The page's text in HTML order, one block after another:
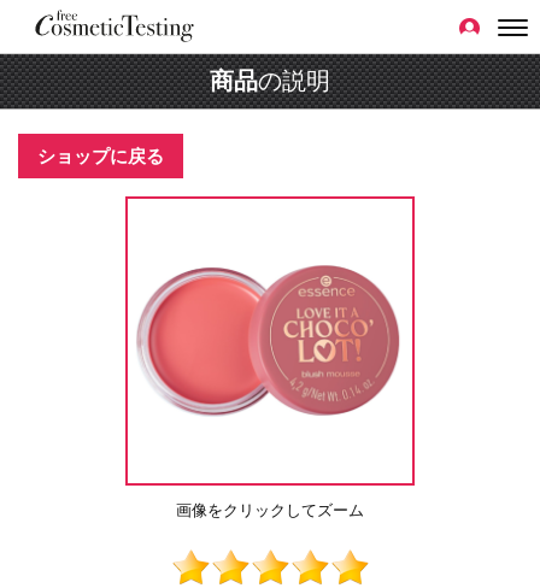
商品の説明
ショップに戻る
画像をクリックしてズーム